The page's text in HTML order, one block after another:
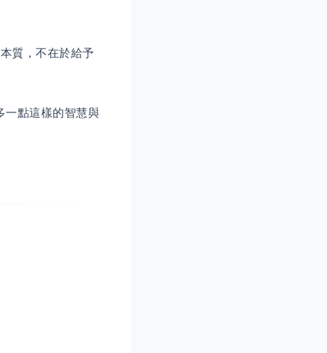
質，不在於給予
一點這樣的智慧與